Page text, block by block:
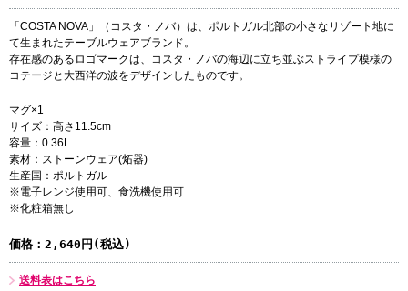
「COSTA NOVA」（コスタ・ノバ）は、ポルトガル北部の小さなリゾート地に
て生まれたテーブルウェアブランド。
存在感のあるロゴマークは、コスタ・ノバの海辺に立ち並ぶストライプ模様の
コテージと大西洋の波をデザインしたものです。
マグ×1
サイズ：高さ11.5cm
容量：0.36L
素材：ストーンウェア(炻器)
生産国：ポルトガル
※電子レンジ使用可、食洗機使用可
※化粧箱無し
価格： 2,640円(税込)
送料表はこちら